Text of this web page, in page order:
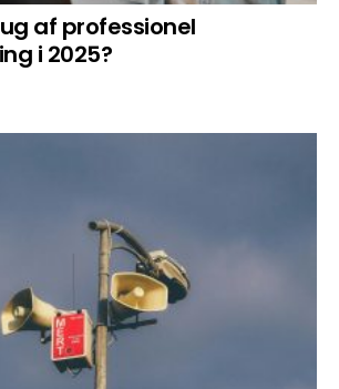
af professionel
i 2025?